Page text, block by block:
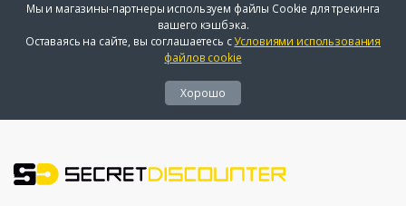
Мы и магазины-партнеры используем файлы Cookie для трекинга
вашего кэшбэка.
Оставаясь на сайте, вы соглашаетесь сУсловиями использования
файлов cookie
Хорошо